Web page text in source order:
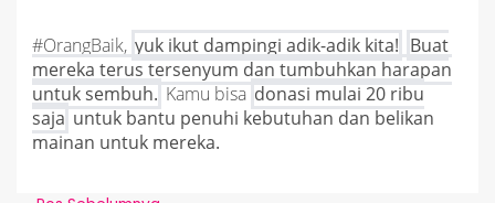
#OrangBaik, yuk ikut dampingi adik-adik kita! Buat
mereka terus tersenyum dan tumbuhkan harapan
untuk sembuh. Kamu bisa donasi mulai 20 ribu
saja untuk bantu penuhi kebutuhan dan belikan
mainan untuk mereka.